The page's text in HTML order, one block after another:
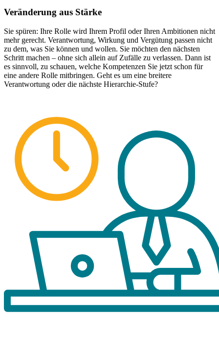
Veränderung aus Stärke
Sie spüren: Ihre Rolle wird Ihrem Profil oder Ihren Ambitionen nicht
mehr gerecht. Verantwortung, Wirkung und Vergütung passen nicht
zu dem, was Sie können und wollen. Sie möchten den nächsten
Schritt machen – ohne sich allein auf Zufälle zu verlassen. Dann ist
es sinnvoll, zu schauen, welche Kompetenzen Sie jetzt schon für
eine andere Rolle mitbringen. Geht es um eine breitere
Verantwortung oder die nächste Hierarchie-Stufe?